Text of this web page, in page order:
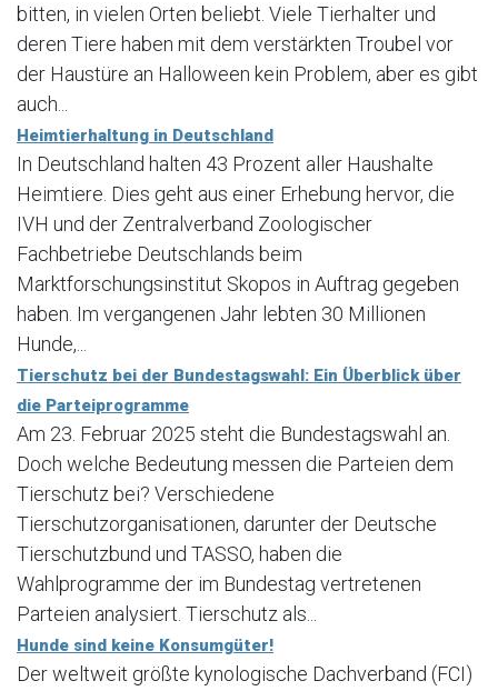
bitten, in vielen Orten beliebt. Viele Tierhalter und
deren Tiere haben mit dem verstärkten Troubel vor
der Haustüre an Halloween kein Problem, aber es gibt
auch...
Heimtierhaltung in Deutschland
In Deutschland halten 43 Prozent aller Haushalte
Heimtiere. Dies geht aus einer Erhebung hervor, die
IVH und der Zentralverband Zoologischer
Fachbetriebe Deutschlands beim
Marktforschungsinstitut Skopos in Auftrag gegeben
haben. Im vergangenen Jahr lebten 30 Millionen
Hunde,...
Tierschutz bei der Bundestagswahl: Ein Überblick über
die Parteiprogramme
Am 23. Februar 2025 steht die Bundestagswahl an.
Doch welche Bedeutung messen die Parteien dem
Tierschutz bei? Verschiedene
Tierschutzorganisationen, darunter der Deutsche
Tierschutzbund und TASSO, haben die
Wahlprogramme der im Bundestag vertretenen
Parteien analysiert. Tierschutz als...
Hunde sind keine Konsumgüter!
Der weltweit größte kynologische Dachverband (FCI)